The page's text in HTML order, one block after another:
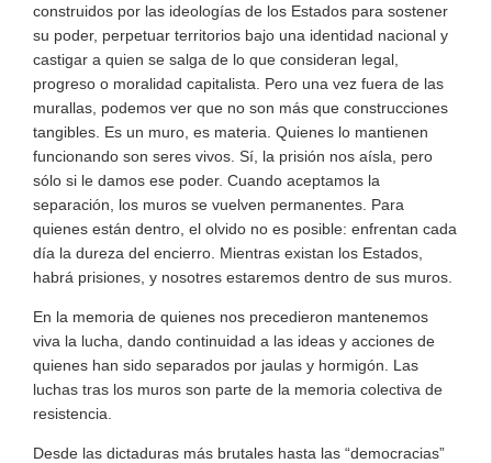
construidos por las ideologías de los Estados para sostener
su poder, perpetuar territorios bajo una identidad nacional y
castigar a quien se salga de lo que consideran legal,
progreso o moralidad capitalista. Pero una vez fuera de las
murallas, podemos ver que no son más que construcciones
tangibles. Es un muro, es materia. Quienes lo mantienen
funcionando son seres vivos. Sí, la prisión nos aísla, pero
sólo si le damos ese poder. Cuando aceptamos la
separación, los muros se vuelven permanentes. Para
quienes están dentro, el olvido no es posible: enfrentan cada
día la dureza del encierro. Mientras existan los Estados,
habrá prisiones, y nosotres estaremos dentro de sus muros.
En la memoria de quienes nos precedieron mantenemos
viva la lucha, dando continuidad a las ideas y acciones de
quienes han sido separados por jaulas y hormigón. Las
luchas tras los muros son parte de la memoria colectiva de
resistencia.
Desde las dictaduras más brutales hasta las “democracias”